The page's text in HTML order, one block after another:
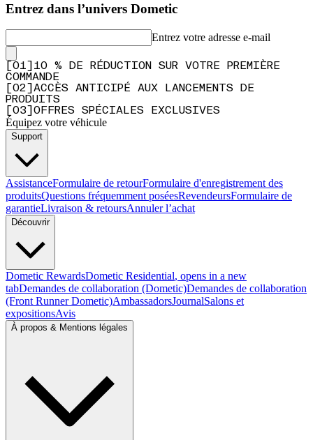
Entrez dans l’univers Dometic
Entrez votre adresse e-mail
01
10 % DE RÉDUCTION SUR VOTRE PREMIÈRE
COMMANDE
02
ACCÈS ANTICIPÉ AUX LANCEMENTS DE
PRODUITS
03 OFFRES SPÉCIALES EXCLUSIVES
Équipez votre véhicule
Support
AssistanceFormulaire de retourFormulaire d'enregistrement des
produitsQuestions fréquemment poséesRevendeursFormulaire de
garantieLivraison & retoursAnnuler l’achat
Découvrir
Dometic RewardsDometic Residential, opens in a new
tabDemandes de collaboration (Dometic)Demandes de collaboration
(Front Runner Dometic)AmbassadorsJournalSalons et
expositionsAvis
À propos & Mentions légales